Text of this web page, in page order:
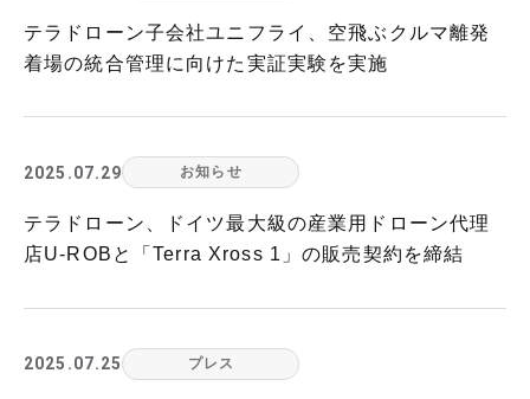
テラドローン子会社ユニフライ、空飛ぶクルマ離発
着場の統合管理に向けた実証実験を実施
2025.07.29 お知らせ
テラドローン、ドイツ最大級の産業用ドローン代理
店U-ROBと「Terra Xross 1」の販売契約を締結
2025.07.25 プレス